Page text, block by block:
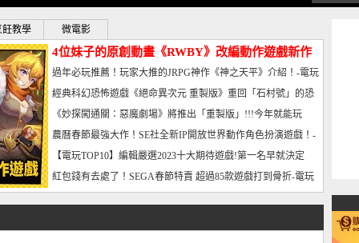
飪教學 微電影
4位妹子的原創動畫《RWBY》改編動作遊戲新作
曝光_電玩宅速配20221102
過年必玩推薦！玩家大推的JRPG神作《神之天平》介紹！-電玩
宅速配20230126
經典科幻恐怖遊戲《絕命異次元 重製版》重回「石村號」的恐
懼體驗-電玩宅速配20230125
《妙探闖通關：惡魔劇場》將推出「重製版」!!!今年就能玩
到!!-電玩宅速配20230124
農曆春節最強大作！SE社全新IP開放世界動作角色扮演遊戲！-
電玩宅速配20230123
【電玩TOP10】編輯嚴選2023十大期待遊戲!第一名早就決定
了，封面圖直接雷你!-電玩宅速配20230120
紅包錢有去處了！SEGA春節特賣 超過85款遊戲打到骨折-電玩
宅速配20230119